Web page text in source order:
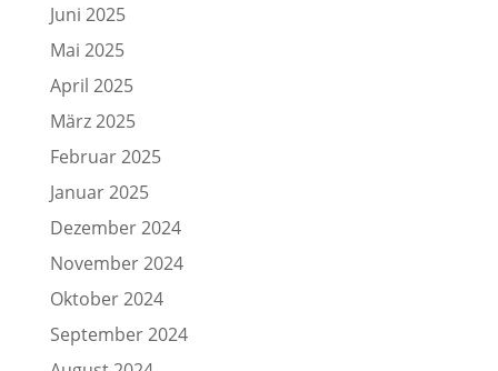
Juni 2025
Mai 2025
April 2025
März 2025
Februar 2025
Januar 2025
Dezember 2024
November 2024
Oktober 2024
September 2024